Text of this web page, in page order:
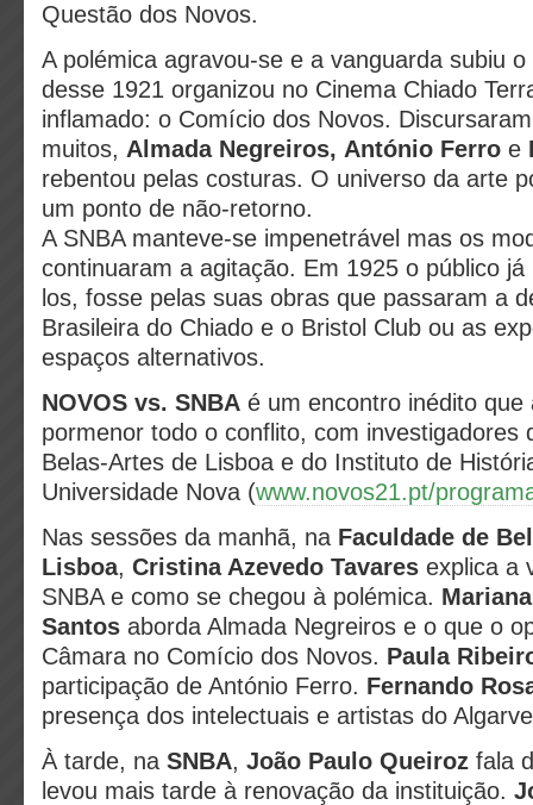
Questão dos Novos.
A polémica agravou-se e a vanguarda subiu
desse 1921 organizou no Cinema Chiado
inflamado: o Comício dos Novos.
muitos, Almada Negreiros, António Ferro e
rebentou pelas costuras. O universo da arte
um ponto de não-retorno.
A SNBA manteve-se impenetrável mas os
continuaram a agitação. Em 1925 o público
los, fosse pelas suas obras que passaram a
Brasileira do Chiado e o Bristol Club ou as
espaços alternativos.
NOVOS vs. SNBA é um encontro inédito que
pormenor todo o conflito, com investigadores
Belas-Artes de Lisboa e do Instituto de
Universidade Nova (www.novos21.pt/
Nas sessões da manhã, na Faculdade de
Lisboa, Cristina Azevedo Tavares explica a
SNBA e como se chegou à polémica.
Santos aborda Almada Negreiros e o que o
Câmara no Comício dos Novos. Paula
participação de António Ferro. Fernando
presença dos intelectuais e artistas do
À tarde, na SNBA, João Paulo Queiroz fala
levou mais tarde à renovação da instituição.